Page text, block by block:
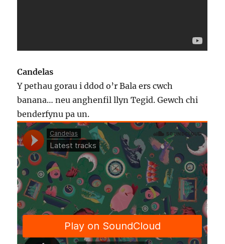
Candelas
Y pethau gorau i ddod o’r Bala ers cwch
banana… neu anghenfil llyn Tegid. Gewch chi
benderfynu pa un.